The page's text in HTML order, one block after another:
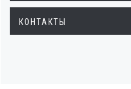
КОНТАКТЫ